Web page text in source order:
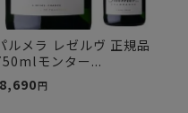
ルメラ レゼルヴ 正規品
モンター...
8,690